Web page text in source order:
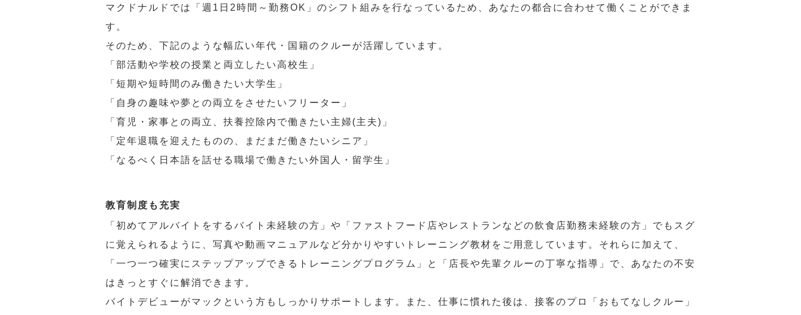
マクドナルドでは「週1日2時間～勤務OK」のシフト組みを行なっているため、あなたの都合に合わせて働くことができま
す。
そのため、下記のような幅広い年代・国籍のクルーが活躍しています。
「部活動や学校の授業と両立したい高校生」
「短期や短時間のみ働きたい大学生」
「自身の趣味や夢との両立をさせたいフリーター」
「育児・家事との両立、扶養控除内で働きたい主婦(主夫)」
「定年退職を迎えたものの、まだまだ働きたいシニア」
「なるべく日本語を話せる職場で働きたい外国人・留学生」
教育制度も充実
「初めてアルバイトをするバイト未経験の方」や「ファストフード店やレストランなどの飲食店勤務未経験の方」でもスグ
に覚えられるように、写真や動画マニュアルなど分かりやすいトレーニング教材をご用意しています。それらに加えて、
「一つ一つ確実にステップアップできるトレーニングプログラム」と「店長や先輩クルーの丁寧な指導」で、あなたの不安
はきっとすぐに解消できます。
バイトデビューがマックという方もしっかりサポートします。また、仕事に慣れた後は、接客のプロ「おもてなしクルー」